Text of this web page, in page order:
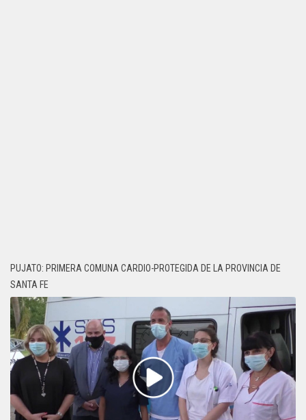
PUJATO: PRIMERA COMUNA CARDIO-PROTEGIDA DE LA PROVINCIA DE
SANTA FE